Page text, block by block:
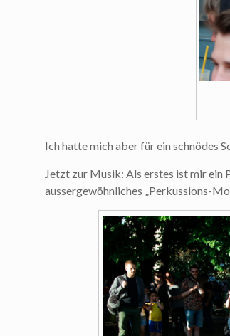
Ich hatte mich aber für ein schnödes
Jetzt zur Musik: Als erstes ist mir ein
aussergewöhnliches „Perkussions-